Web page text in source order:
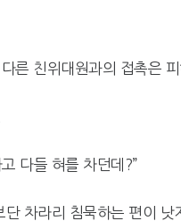
른 친위대원과의 접촉은 피
다들 혀를 차던데?”
차라리 침묵하는 편이 낫